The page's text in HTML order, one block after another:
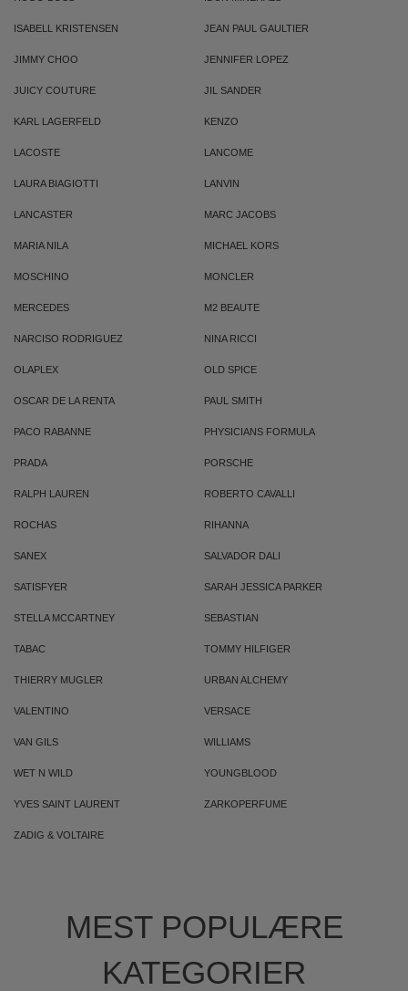
ISABELL KRISTENSEN JEAN PAUL GAULTIER
JIMMY CHOO JENNIFER LOPEZ
JUICY COUTURE JIL SANDER
KARL LAGERFELD KENZO
LACOSTE LANCOME
LAURA BIAGIOTTI LANVIN
LANCASTER MARC JACOBS
MARIA NILA MICHAEL KORS
MOSCHINO MONCLER
MERCEDES M2 BEAUTE
NARCISO RODRIGUEZ NINA RICCI
OLAPLEX OLD SPICE
OSCAR DE LA RENTA PAUL SMITH
PACO RABANNE PHYSICIANS FORMULA
PRADA PORSCHE
RALPH LAUREN ROBERTO CAVALLI
ROCHAS RIHANNA
SANEX SALVADOR DALI
SATISFYER SARAH JESSICA PARKER
STELLA MCCARTNEY SEBASTIAN
TABAC TOMMY HILFIGER
THIERRY MUGLER URBAN ALCHEMY
VALENTINO VERSACE
VAN GILS WILLIAMS
WET N WILD YOUNGBLOOD
YVES SAINT LAURENT ZARKOPERFUME
ZADIG & VOLTAIRE
MEST POPULÆRE
KATEGORIER